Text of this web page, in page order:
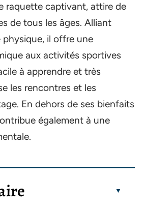
raquette captivant, attire de
de tous les âges. Alliant
physique, il offre une
aux activités sportives
à apprendre et très
les rencontres et les
En dehors de ses bienfaits
également à une